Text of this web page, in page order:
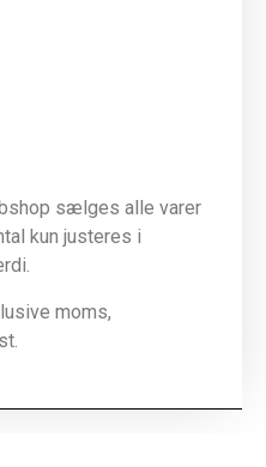
sælges alle varer
kun justeres i
moms,